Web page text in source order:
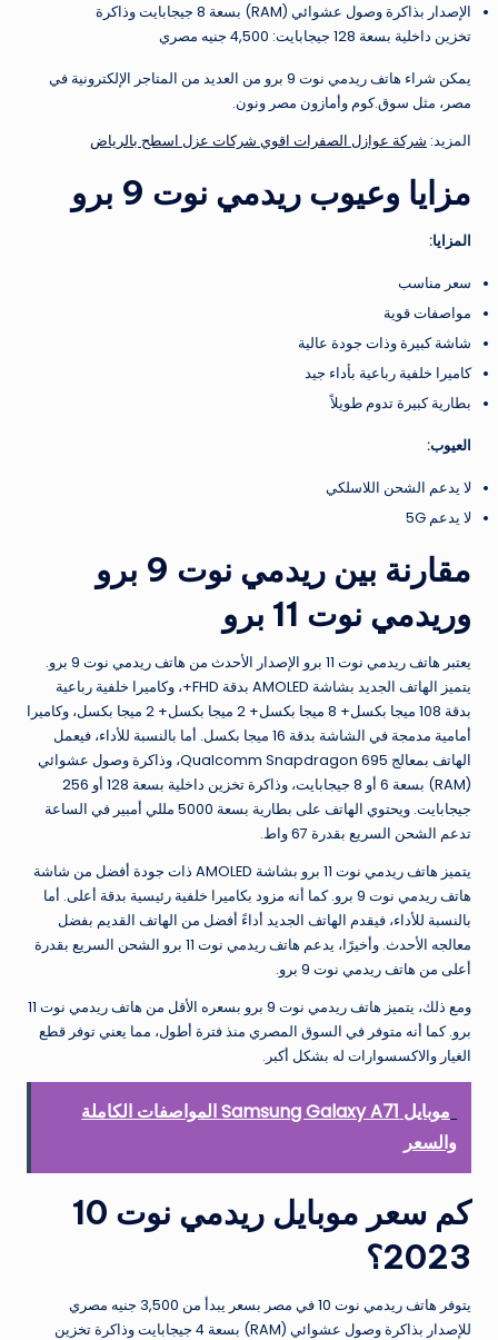
الإصدار بذاكرة وصول عشوائي (RAM) بسعة 8 جيجابايت وذاكرة
تخزين داخلية بسعة 128 جيجابايت: 4,500 جنيه مصري
يمكن شراء هاتف ريدمي نوت 9 برو من العديد من المتاجر الإلكترونية في
مصر، مثل سوق.كوم وأمازون مصر ونون.
المزيد: شركة عوازل الصفرات اقوي شركات عزل اسطح بالرياض
مزايا وعيوب ريدمي نوت 9 برو
المزايا:
سعر مناسب
مواصفات قوية
شاشة كبيرة وذات جودة عالية
كاميرا خلفية رباعية بأداء جيد
بطارية كبيرة تدوم طويلاً
العيوب:
لا يدعم الشحن اللاسلكي
لا يدعم 5G
مقارنة بين ريدمي نوت 9 برو
وريدمي نوت 11 برو
يعتبر هاتف ريدمي نوت 11 برو الإصدار الأحدث من هاتف ريدمي نوت 9 برو.
يتميز الهاتف الجديد بشاشة AMOLED بدقة FHD+، وكاميرا خلفية رباعية
بدقة 108 ميجا بكسل+ 8 ميجا بكسل+ 2 ميجا بكسل+ 2 ميجا بكسل، وكاميرا
أمامية مدمجة في الشاشة بدقة 16 ميجا بكسل. أما بالنسبة للأداء، فيعمل
الهاتف بمعالج Qualcomm Snapdragon 695، وذاكرة وصول عشوائي
(RAM) بسعة 6 أو 8 جيجابايت، وذاكرة تخزين داخلية بسعة 128 أو 256
جيجابايت. ويحتوي الهاتف على بطارية بسعة 5000 مللي أمبير في الساعة
تدعم الشحن السريع بقدرة 67 واط.
يتميز هاتف ريدمي نوت 11 برو بشاشة AMOLED ذات جودة أفضل من شاشة
هاتف ريدمي نوت 9 برو. كما أنه مزود بكاميرا خلفية رئيسية بدقة أعلى. أما
بالنسبة للأداء، فيقدم الهاتف الجديد أداءً أفضل من الهاتف القديم بفضل
معالجه الأحدث. وأخيرًا، يدعم هاتف ريدمي نوت 11 برو الشحن السريع بقدرة
أعلى من هاتف ريدمي نوت 9 برو.
ومع ذلك، يتميز هاتف ريدمي نوت 9 برو بسعره الأقل من هاتف ريدمي نوت 11
برو. كما أنه متوفر في السوق المصري منذ فترة أطول، مما يعني توفر قطع
الغيار والاكسسوارات له بشكل أكبر.
موبايل Samsung Galaxy A71 المواصفات الكاملة
والسعر
كم سعر موبايل ريدمي نوت 10
2023؟
يتوفر هاتف ريدمي نوت 10 في مصر بسعر يبدأ من 3,500 جنيه مصري
للإصدار بذاكرة وصول عشوائي (RAM) بسعة 4 جيجابايت وذاكرة تخزين